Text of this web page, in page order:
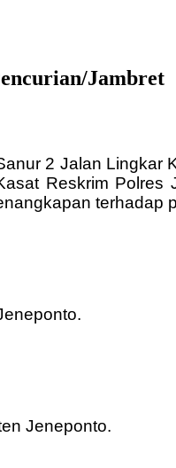
Jambret
2 Jalan
Reskrim
terhadap
Jeneponto.